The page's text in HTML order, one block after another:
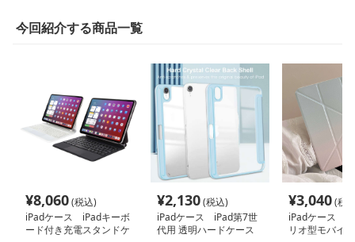
今回紹介する商品一覧
¥8,060(税込)
iPadケース iPadキーボ
ード付き充電スタンドケ
¥2,130(税込)
iPadケース iPad第7世
代用 透明ハードケース
¥3,040(税
iPadケース
リオ型モバイ